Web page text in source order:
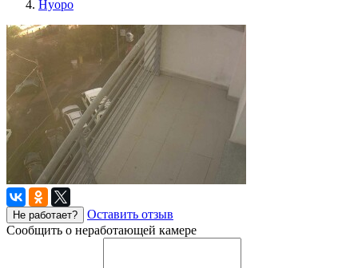
Нуоро
Не работает?
Оставить отзыв
Сообщить о неработающей камере